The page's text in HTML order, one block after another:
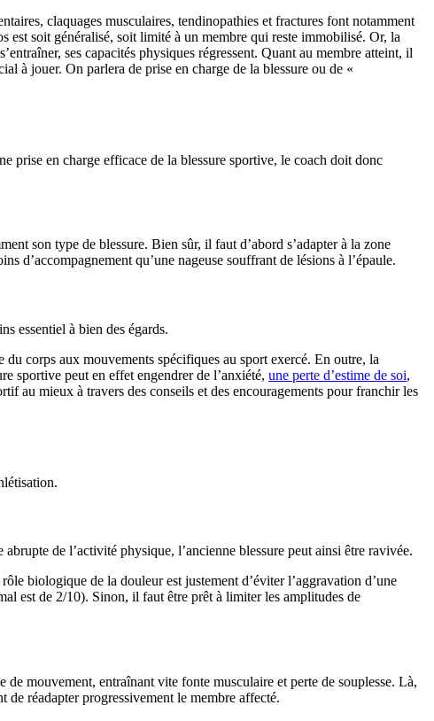
claquages musculaires, tendinopathies et fractures font notamment
est soit généralisé, soit limité à un membre qui reste immobilisé. Or, la
ses capacités physiques régressent. Quant au membre atteint, il
à jouer. On parlera de prise en charge de la blessure ou de «
prise en charge efficace de la blessure sportive, le coach doit donc
son type de blessure. Bien sûr, il faut d’abord s’adapter à la zone
d’accompagnement qu’une nageuse souffrant de lésions à l’épaule.
essentiel à bien des égards.
corps aux mouvements spécifiques au sport exercé. En outre, la
sportive peut en effet engendrer de l’anxiété, une perte d’estime de soi,
au mieux à travers des conseils et des encouragements pour franchir les
de l’activité physique, l’ancienne blessure peut ainsi être ravivée.
biologique de la douleur est justement d’éviter l’aggravation d’une
est de 2/10). Sinon, il faut être prêt à limiter les amplitudes de
mouvement, entraînant vite fonte musculaire et perte de souplesse. Là,
réadapter progressivement le membre affecté.